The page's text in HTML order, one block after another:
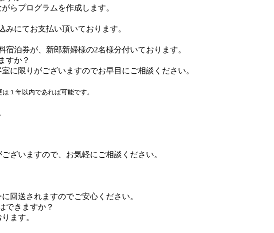
らプログラムを作成します。
にてお支払い頂いております。
泊券が、新郎新婦様の2名様分付いております。
すか？
に限りがございますのでお早目にご相談ください。
は１年以内であれば可能です。
ざいますので、お気軽にご相談ください。
回送されますのでご安心ください。
できますか？
ます。